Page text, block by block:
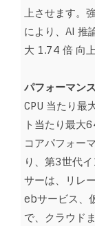
上させます。
により、AI 推
大 1.74 倍 向
パフォーマン
CPU 当たり最
ト当たり最大
コアパフォー
り、第3世代
サーは、リレ
ebサービス、
で、クラウド